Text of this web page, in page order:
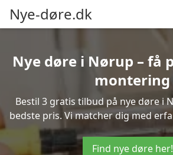
Nye-døre.dk
Nye døre i Nørup – få
montering
Bestil 3 gratis tilbud på nye døre i
bedste pris. Vi matcher dig med
Find nye døre her!